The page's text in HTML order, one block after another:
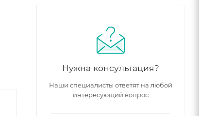
Нужна консультация?
Наши специалисты ответят на любой
интересующий вопрос